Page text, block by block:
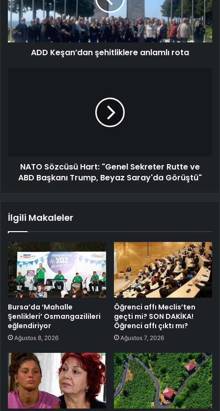
ADD Keşan’dan şehitliklere anlamlı rota
NATO Sözcüsü Hart: "Genel Sekreter Rutte ve
ABD Başkanı Trump, Beyaz Saray'da Görüştü"
İlgili Makaleler
Bursa’da ‘Mahalle
Şenlikleri’ Osmangazilileri
eğlendiriyor
Ağustos 8, 2026
Öğrenci affı Meclis’ten
geçti mi? SON DAKİKA!
Öğrenci affı çıktı mı?
Ağustos 7, 2026